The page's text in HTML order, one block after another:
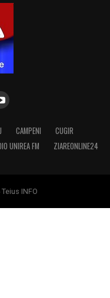
CAMPENI
CUGIR
UNIREA FM ZIAREONLINE24
INFO